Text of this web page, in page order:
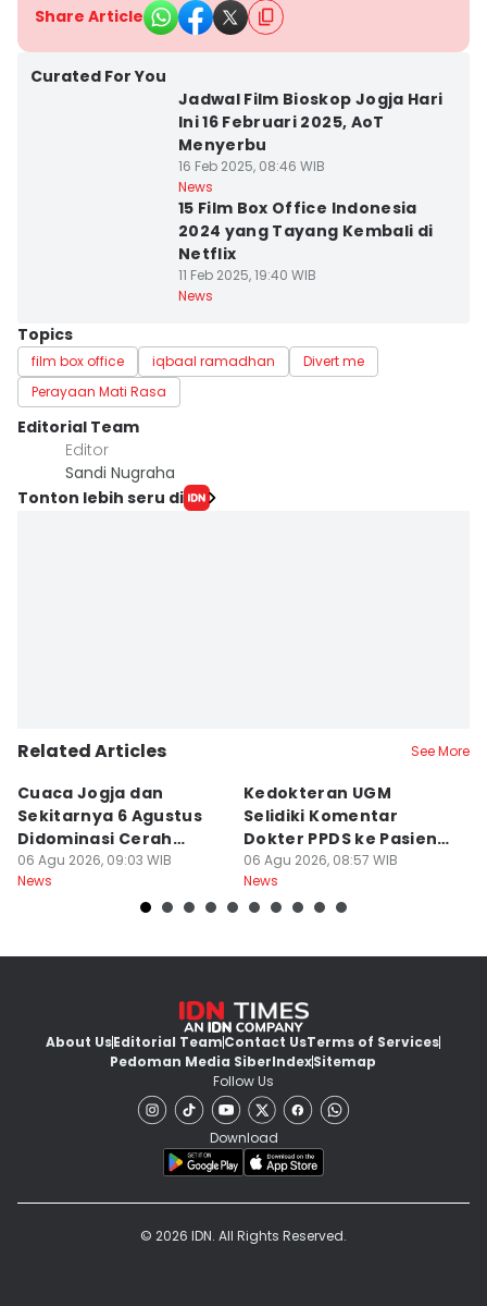
Share Article
Curated For You
Jadwal Film Bioskop Jogja Hari
Ini 16 Februari 2025, AoT
Menyerbu
16 Feb 2025, 08:46 WIB
News
15 Film Box Office Indonesia
2024 yang Tayang Kembali di
Netflix
11 Feb 2025, 19:40 WIB
News
Topics
film box office iqbaal ramadhan
Divert me
Perayaan Mati Rasa
Editorial Team
Editor
Sandi Nugraha
Tonton lebih seru di
Related Articles See More
Cuaca Jogja dan
Sekitarnya 6 Agustus
Didominasi Cerah
Berawan
06 Agu 2026, 09:03 WIB
News
Kedokteran UGM
Selidiki Komentar
Dokter PPDS ke Pasien
BPJS di Medsos
06 Agu 2026, 08:57 WIB
News
About UsEditorial TeamContact UsTerms of Services
Pedoman Media SiberIndexSitemap
Follow Us
Download
© 2026 IDN. All Rights Reserved.